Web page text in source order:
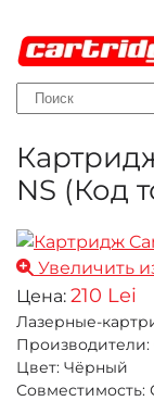
Skip to
NS (Код
Увеличить
Цена: 210 Lei
Лазерные-
Производители:
Цвет: Чёрный
Совместимость: